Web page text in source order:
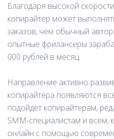
Благодаря высокой
копирайтер может
заказов, чем обычный
опытные фрилансеры
000 рублей в месяц.
Направление активно
копирайтера появляются
подойдёт копирайтерам,
SMM-специалистам и всем,
онлайн с помощью